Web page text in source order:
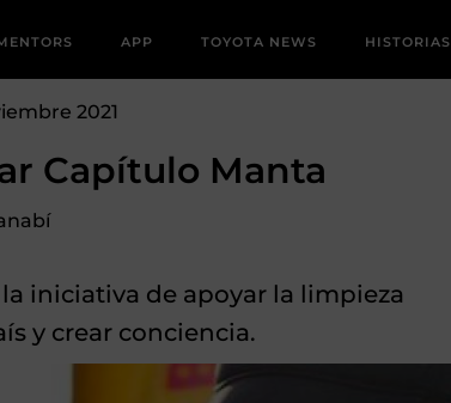
APP TOYOTA NEWS HISTORIAS
2021
Capítulo Manta
iniciativa de apoyar la limpieza
y crear conciencia.